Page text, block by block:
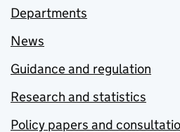
Departments
News
Guidance and regulation
Research and statistics
Policy papers and